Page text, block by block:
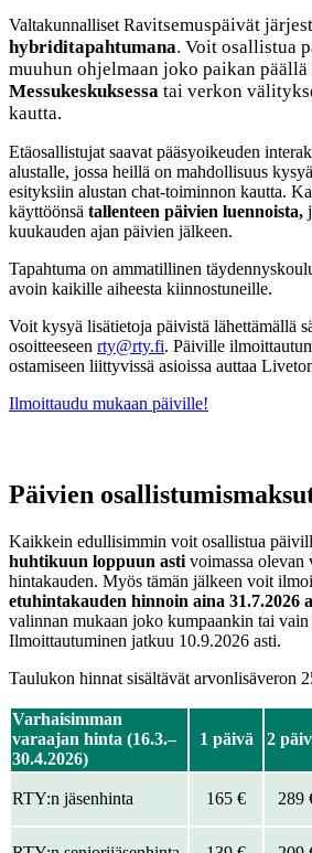
Valtakunnalliset Ravitsemuspäivät
hybriditapahtumana. Voit osallistua
muuhun ohjelmaan joko paikan päällä
Messukeskuksessa tai verkon
kautta.
Etäosallistujat saavat pääsyoikeuden
alustalle, jossa heillä on mahdollisuus
esityksiin alustan chat-toiminnon kautta.
käyttöönsä tallenteen päivien luennoista,
kuukauden ajan päivien jälkeen.
Tapahtuma on ammatillinen
avoin kaikille aiheesta kiinnostuneille.
Voit kysyä lisätietoja päivistä lähettämällä
osoitteeseen rty@rty.fi. Päiville
ostamiseen liittyvissä asioissa auttaa
Ilmoittaudu mukaan päiville!
Päivien
Kaikkein edullisimmin voit osallistua
huhtikuun loppuun asti voimassa olevan
hintakauden. Myös tämän jälkeen voit
etuhintakauden hinnoin aina 31.7.2026
valinnan mukaan joko kumpaankin tai vain
Ilmoittautuminen jatkuu 10.9.2026 asti.
Taulukon hinnat sisältävät arvonlisäveron
Varhaisimman
varaajan hinta (16.3.–
30.4.2026)
1 päivä 2
RTY:n jäsenhinta 165 € 289